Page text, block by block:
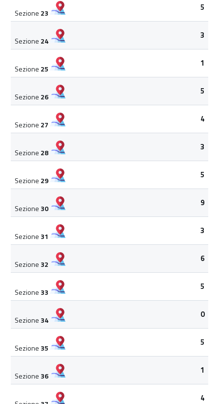
Sezione 23
5
Sezione 24
3
Sezione 25
1
Sezione 26
5
Sezione 27
4
Sezione 28
3
Sezione 29
5
Sezione 30
9
Sezione 31
3
Sezione 32
6
Sezione 33
5
Sezione 34
0
Sezione 35
5
Sezione 36
1
4